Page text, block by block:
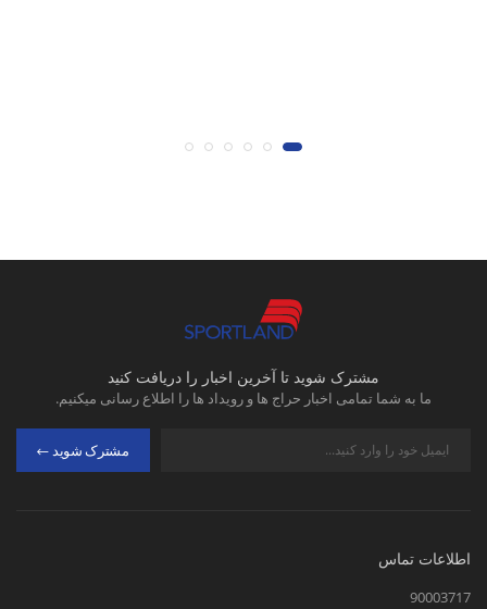
مشترک شوید تا آخرین اخبار را دریافت کنید
ما به شما تمامی اخبار حراج ها و رویداد ها را اطلاع رسانی میکنیم.
مشترک شوید
اطلاعات تماس
90003717